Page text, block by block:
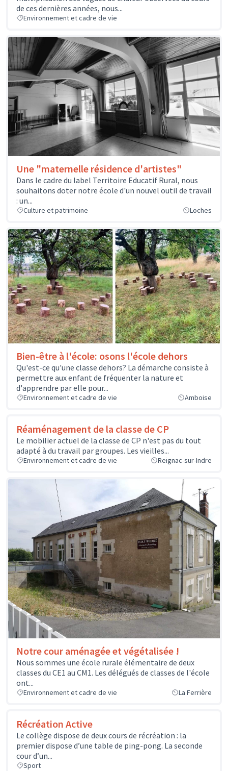
de ces dernières années, nous...
Environnement et cadre de vie
Une "maternelle résidence d'artistes"
Dans le cadre du label Territoire Educatif Rural, nous
souhaitons doter notre école d'un nouvel outil de travail
: un...
Culture et patrimoine Loches
Bien-être à l'école: osons l'école dehors
Qu'est-ce qu'une classe dehors? La démarche consiste à
permettre aux enfant de fréquenter la nature et
d'apprendre par elle pour...
Environnement et cadre de vie Amboise
Réaménagement de la classe de CP
Le mobilier actuel de la classe de CP n'est pas du tout
adapté à du travail par groupes. Les vieilles...
Environnement et cadre de vie Reignac-sur-Indre
Notre cour aménagée et végétalisée !
Nous sommes une école rurale élémentaire de deux
classes du CE1 au CM1. Les délégués de classes de l'école
ont...
Environnement et cadre de vie La Ferrière
Récréation Active
Le collège dispose de deux cours de récréation : la
premier dispose d’une table de ping-pong. La seconde
cour d’un...
Sport